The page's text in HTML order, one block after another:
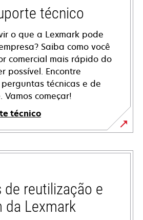
técnico
o que a Lexmark pode
Saiba como você
comercial mais rápido do
possível. Encontre
técnicas e de
Vamos começar!
técnico
de reutilização e
da Lexmark